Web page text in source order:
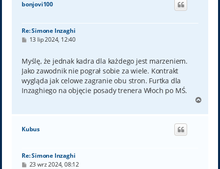
bonjovi100
Re: Simone Inzaghi
P
t
13 lip 2024, 12:40
Myślę, że jednak kadra dla każdego jest marzeniem.
Jako zawodnik nie pograł sobie za wiele. Kontrakt
wygląda jak celowe zagranie obu stron. Furtka dla
Inzaghiego na objęcie posady trenera Włoch po MŚ.
g
Kubus
Re: Simone Inzaghi
P23 wrz 2024, 08:12